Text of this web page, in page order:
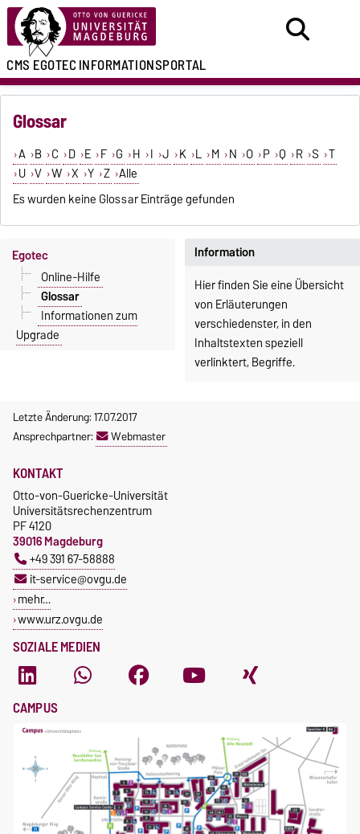
CMS EGOTECINFORMATIONSPORTAL
Glossar
A B C D E F G H I J K L M N O P Q R S T
U V W X Y Z Alle
Es wurden keine Glossar Einträge gefunden
Information
Hier finden Sie eine Übersicht
von Erläuterungen
verschiedenster, in den
Inhaltstexten speziell
verlinktert, Begriffe.
Egotec
Online-Hilfe
Glossar
Informationen zum
Upgrade
Letzte Änderung: 17.07.2017
Ansprechpartner:
Webmaster
SOZIALE MEDIEN
KONTAKT
Otto-von-Guericke-Universität
Universitätsrechenzentrum
PF 4120
39016 Magdeburg
+49 391 67-58888
it-service@ovgu.de
mehr…
www.urz.ovgu.de
CAMPUS